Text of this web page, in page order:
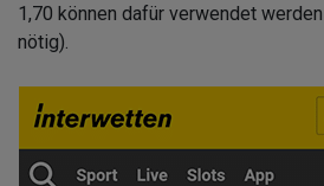
1,70 können dafür verwendet
nötig).